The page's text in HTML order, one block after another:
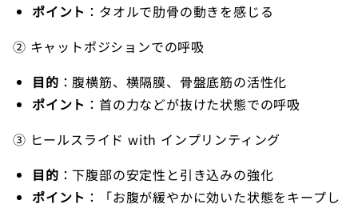
ポイント ：タオルで肋骨の動きを感じる
② キャットポジションでの呼吸
目的 ：腹横筋、横隔膜、骨盤底筋の活性化
ポイント ：首の力などが抜けた状態での呼吸
③ ヒールスライド with インプリンティング
目的 ：下腹部の安定性と引き込みの強化
ポイント ：「お腹が緩やかに効いた状態をキープし